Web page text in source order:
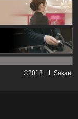
©2018 L Sakae.